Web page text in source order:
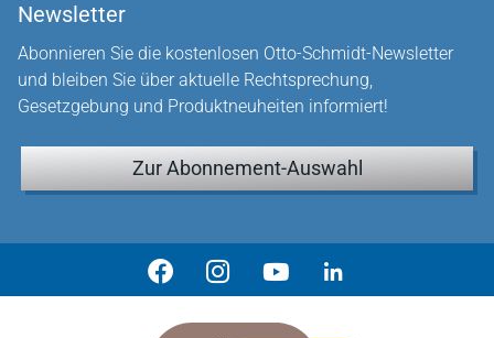
Newsletter
Abonnieren Sie die kostenlosen Otto-Schmidt-Newsletter
und bleiben Sie über aktuelle Rechtsprechung,
Gesetzgebung und Produktneuheiten informiert!
Zur Abonnement-Auswahl